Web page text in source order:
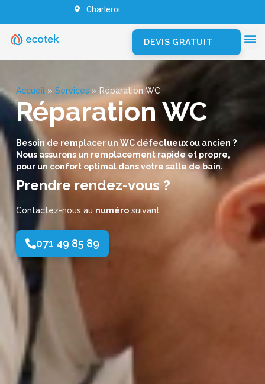
Charleroi
DEVIS GRATUIT
Accueil» Services » Réparation WC
Réparation WC
Besoin de remplacer un WC défectueux ou ancien ?
Nous assurons un remplacement rapide et propre,
pour un confort optimal dans votre salle de bain.
Prendre rendez-vous ?
Contactez-nous au numérosuivant :
071 49 85 89